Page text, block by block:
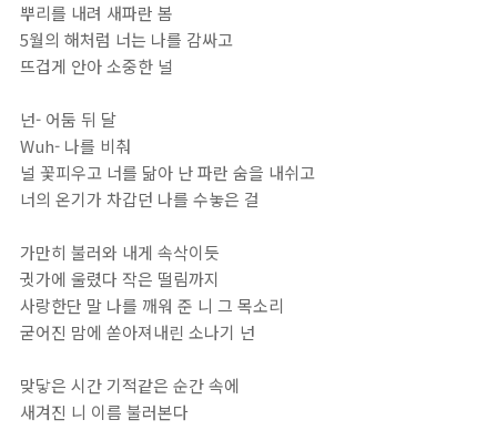
뿌리를 내려 새파란 봄
5월의 해처럼 너는 나를 감싸고
뜨겁게 안아 소중한 널
넌- 어둠 뒤 달
Wuh- 나를 비춰
널 꽃피우고 너를 닮아 난 파란 숨을 내쉬고
너의 온기가 차갑던 나를 수놓은 걸
가만히 불러와 내게 속삭이듯
귓가에 울렸다 작은 떨림까지
사랑한단 말 나를 깨워 준 니 그 목소리
굳어진 맘에 쏟아져내린 소나기 넌
맞닿은 시간 기적같은 순간 속에
새겨진 니 이름 불러본다